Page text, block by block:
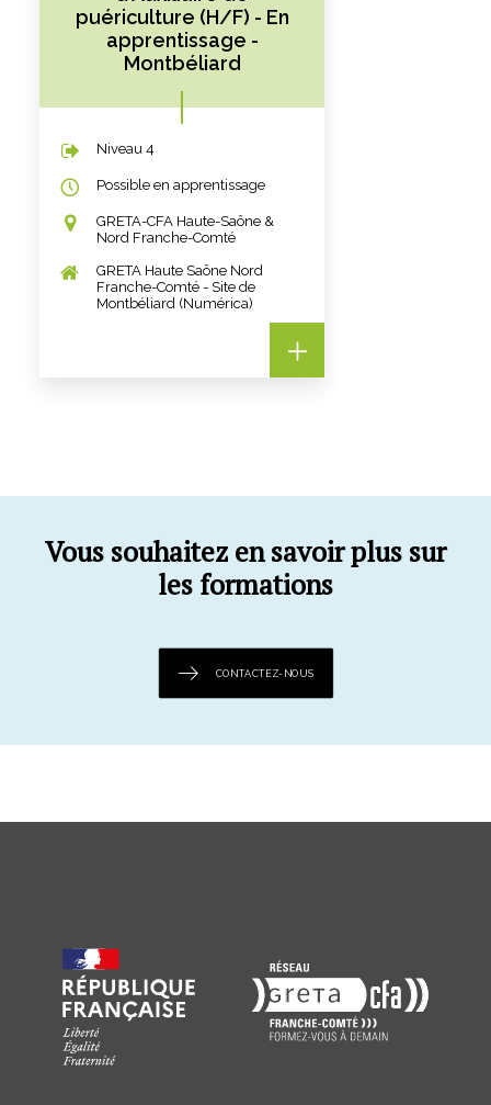
puériculture (H/F) - En
apprentissage -
Montbéliard
Niveau 4
Possible en apprentissage
GRETA-CFA Haute-Saône &
Nord Franche-Comté
GRETA Haute Saône Nord
Franche-Comté - Site de
Montbéliard (Numérica)
Vous souhaitez en savoir plus sur
les formations
CONTACTEZ-NOUS